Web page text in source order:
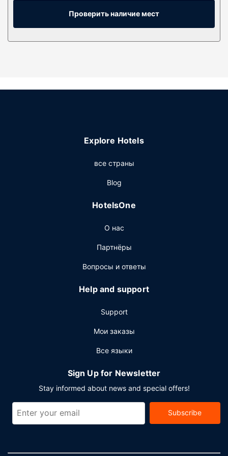
доступ к интернету позволит всегда оставаться на
связи, а кабельное телевидение не даст скучать.
такие как 2 открытых бассейнов, открытый теннисный
дополнительные услуги и удобства: бесплатный
беспроводной доступ в интернет, услуги консьержа и
услуги няни (за дополнительную плату).
ресторанов, которыми располагает этот отель. Тем,
кому не хочется покидать свой номер, предлагается
круглосуточное обслуживание номеров. Хотите
расслабиться? Выберите любой из 2 баров/лаунжей.
6:30 до 10:30 за дополнительную плату. LOCALIZE
Для удобства гостей предоставляется следующее:
бизнес-центр, прокат автомобилей
прачечная. Если вы планируете деловое или
пространство площадью 491 кв. м, на котором
расположены помещение для конференций и
дополнительную плату, на территории отеля есть
Проверить наличие мест
Explore Hotels
все страны
Blog
HotelsOne
О нас
Партнёры
Вопросы и ответы
Help and support
Support
Мои заказы
Все языки
Sign Up for Newsletter
Stay informed about news and special offers!
Subscribe